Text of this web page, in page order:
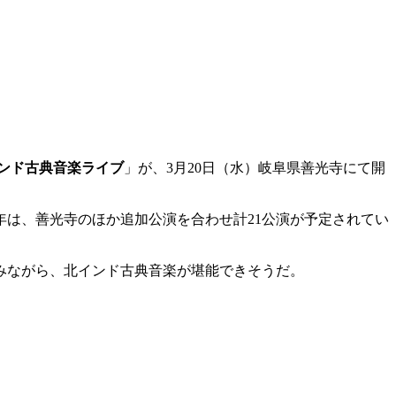
ド古典音楽ライブ」が、3月20日（水）岐阜県善光寺にて開
、善光寺のほか追加公演を合わせ計21公演が予定されてい
がら、北インド古典音楽が堪能できそうだ。